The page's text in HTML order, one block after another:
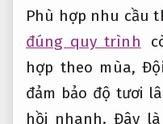
Phù hợp nhu cầu
đúng quy trình
hợp theo mùa,
đảm bảo độ tươi
hồi nhanh. Đây